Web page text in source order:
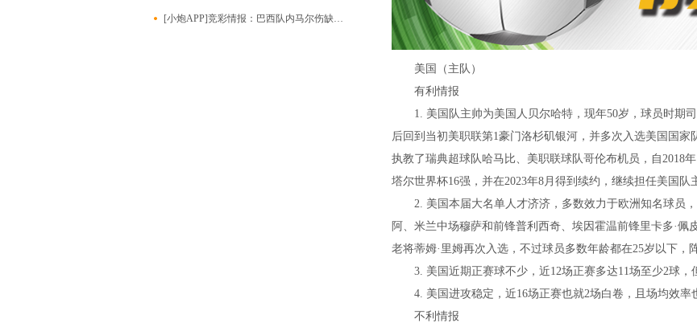
[小炮APP]竞彩情报：巴西队内马尔伤缺无缘比赛
美国（主队）
有利情报
1. 美国队主帅为美国人贝尔哈特，现年50岁，球员时期司
后回到当初美职联第1豪门洛杉矶银河，并多次入选美国国家
执教了瑞典超球队哈马比、美职联球队哥伦布机员，自2018
塔尔世界杯16强，并在2023年8月得到续约，继续担任美国队
2. 美国本届大名单人才济济，多数效力于欧洲知名球员，
阿、米兰中场穆萨和前锋普利西奇、埃因霍温前锋里卡多·
老将蒂姆·里姆再次入选，不过球员多数年龄都在25岁以下，
3. 美国近期正赛球不少，近12场正赛多达11场至少2球，
4. 美国进攻稳定，近16场正赛也就2场白卷，且场均效率
不利情报